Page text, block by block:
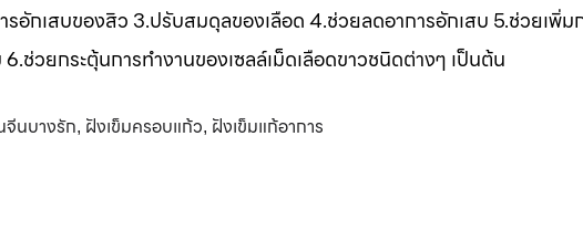
อักเสบของสิว 3.ปรับสมดุลของเลือด 4.ช่วยลดอาการอักเสบ 5.ช่วยเพิ่ม
ช่วยกระตุ้นการทำงานของเซลล์เม็ดเลือดขาวชนิดต่างๆ เป็นต้น
นบางรัก, ฝังเข็มครอบแก้ว, ฝังเข็มแก้อาการ